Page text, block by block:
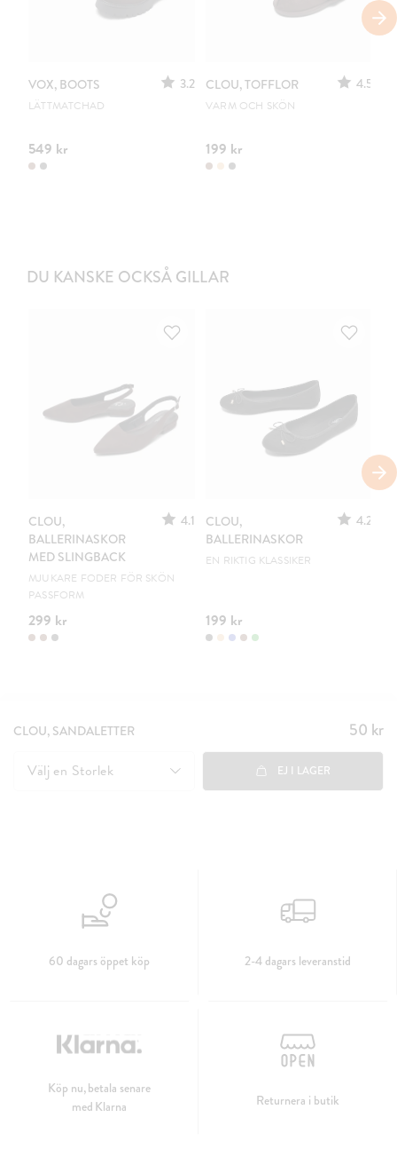
VOX, BOOTS 3.2
LÄTTMATCHAD
549 kr
CLOU, TOFFLOR 4.5
VARM OCH SKÖN
199 kr
DU KANSKE OCKSÅ GILLAR
CLOU,
BALLERINASKOR
MED SLINGBACK
4.1
MJUKARE FODER FÖR SKÖN
PASSFORM
299 kr
CLOU,
BALLERINASKOR
4.2
EN RIKTIG KLASSIKER
199 kr
CLOU, SANDALETTER Pris:
50 kr
50 kr
Välj en Storlek EJ I LAGER
60 dagars öppet köp 2-4 dagars leveranstid
Köp nu, betala senare
med Klarna
Returnera i butik